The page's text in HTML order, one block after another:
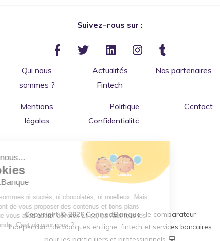
Suivez-nous sur :
Qui nous
sommes ?
Actualités
Fintech
Nos partenaires
Mentions
légales
Politique
Confidentialité
Contact
Copyright © 2026 ConnectBanque: le comparateur
indépendant de banques en ligne, fintech et services bancaires
pour les particuliers et professionnels. 💻
Salut c'est nous...
les Cookies
de ConnectBanque
Bon ok, nous sommes ni sucrés, ni chocolatés, ni moelleux. Mais
nous permettront de vous proposer des contenus et bons plans
"financiers" que vous allez adorer dévorer. Et ça, ça vaut tous les
cookies du monde. C'est ok pour vous ?